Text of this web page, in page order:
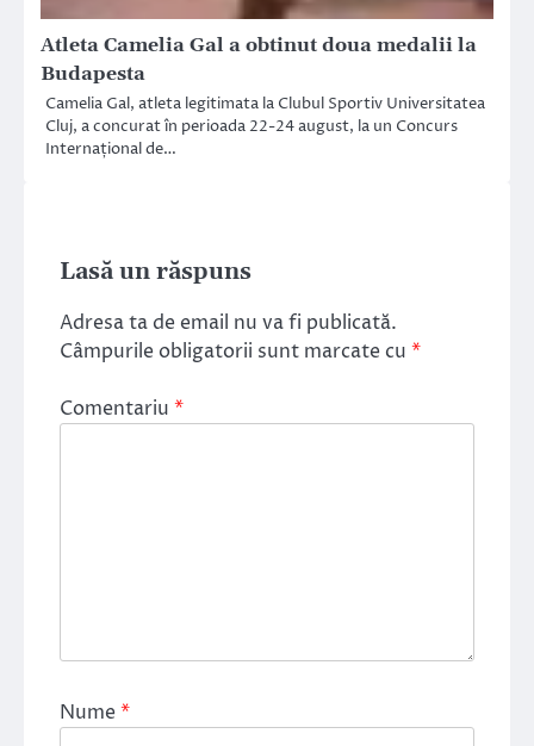
Atleta Camelia Gal a obtinut doua medalii la
Budapesta
Camelia Gal, atleta legitimata la Clubul Sportiv Universitatea
Cluj, a concurat în perioada 22-24 august, la un Concurs
Internațional de…
Lasă un răspuns
Adresa ta de email nu va fi publicată.
Câmpurile obligatorii sunt marcate cu *
Comentariu *
Nume*